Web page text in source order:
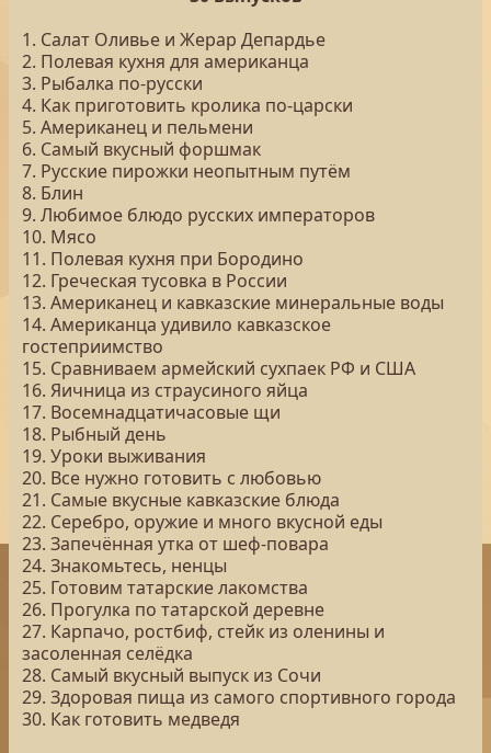
1. Салат Оливье и Жерар Депардье
2. Полевая кухня для американца
3. Рыбалка по-русски
4. Как приготовить кролика по-царски
5. Американец и пельмени
6. Самый вкусный форшмак
7. Русские пирожки неопытным путём
8. Блин
9. Любимое блюдо русских императоров
10. Мясо
11. Полевая кухня при Бородино
12. Греческая тусовка в России
13. Американец и кавказские минеральные воды
14. Американца удивило кавказское
гостеприимство
15. Сравниваем армейский сухпаек РФ и США
16. Яичница из страусиного яйца
17. Восемнадцатичасовые щи
18. Рыбный день
19. Уроки выживания
20. Все нужно готовить с любовью
21. Самые вкусные кавказские блюда
22. Серебро, оружие и много вкусной еды
23. Запечённая утка от шеф-повара
24. Знакомьтесь, ненцы
25. Готовим татарские лакомства
26. Прогулка по татарской деревне
27. Карпачо, ростбиф, стейк из оленины и
засоленная селёдка
28. Самый вкусный выпуск из Сочи
29. Здоровая пища из самого спортивного города
30. Как готовить медведя